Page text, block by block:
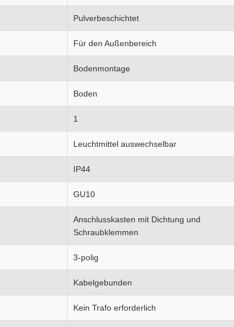
Pulverbeschichtet
Für den Außenbereich
Bodenmontage
Boden
1
Leuchtmittel auswechselbar
IP44
GU10
Anschlusskasten mit Dichtung und
Schraubklemmen
3-polig
Kabelgebunden
Kein Trafo erforderlich